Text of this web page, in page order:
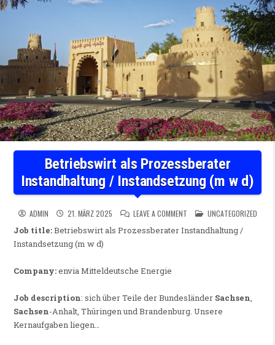
Betriebswirt als Prozessberater
Instandhaltung / Instandsetzung (m w d)
ADMIN 21. MÄRZ 2025 LEAVE A COMMENTON BETRIEBSWIRT ALS
POSTED IN
UNCATEGORIZED
Job title:Betriebswirt als Prozessberater Instandhaltung /
Instandsetzung (m w d)
Company:envia Mitteldeutsche Energie
Job description: sich über Teile der Bundesländer Sachsen,
Sachsen-Anhalt, Thüringen und Brandenburg. Unsere
Kernaufgaben liegen…